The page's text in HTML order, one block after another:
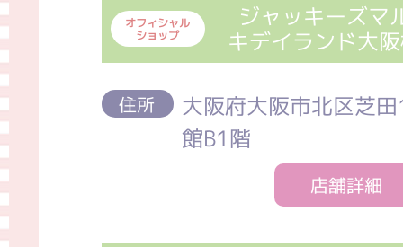
オフィシャル
ショップ
ジャッキーズマ
キデイランド大
住所
大阪府大阪市北区芝
館B1階
店舗詳細